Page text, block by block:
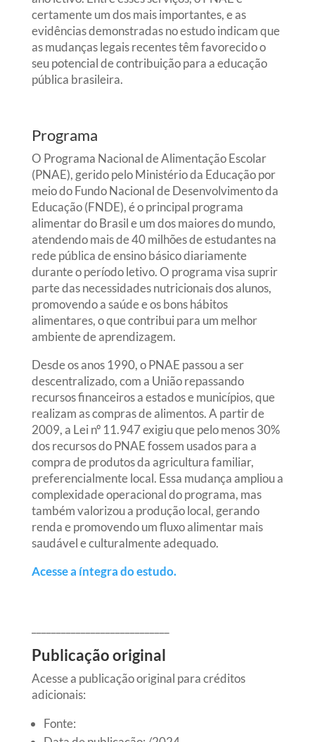
certamente um dos mais importantes, e as
evidências demonstradas no estudo indicam que
as mudanças legais recentes têm favorecido o
seu potencial de contribuição para a educação
pública brasileira.
Programa
O Programa Nacional de Alimentação Escolar
(PNAE), gerido pelo Ministério da Educação por
meio do Fundo Nacional de Desenvolvimento da
Educação (FNDE), é o principal programa
alimentar do Brasil e um dos maiores do mundo,
atendendo mais de 40 milhões de estudantes na
rede pública de ensino básico diariamente
durante o período letivo. O programa visa suprir
parte das necessidades nutricionais dos alunos,
promovendo a saúde e os bons hábitos
alimentares, o que contribui para um melhor
ambiente de aprendizagem.
Desde os anos 1990, o PNAE passou a ser
descentralizado, com a União repassando
recursos financeiros a estados e municípios, que
realizam as compras de alimentos. A partir de
2009, a Lei nº 11.947 exigiu que pelo menos 30%
dos recursos do PNAE fossem usados para a
compra de produtos da agricultura familiar,
preferencialmente local. Essa mudança ampliou a
complexidade operacional do programa, mas
também valorizou a produção local, gerando
renda e promovendo um fluxo alimentar mais
saudável e culturalmente adequado.
Acesse a íntegra do estudo.
Publicação original
Acesse a publicação original para créditos
adicionais:
Fonte: